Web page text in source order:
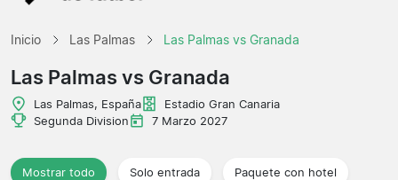
Agencias de viajes
Inicio Las Palmas Las Palmas vs Granada
Las Palmas vs Granada
Las Palmas, España
Estadio Gran Canaria
Segunda Division
7 Marzo 2027
Mostrar todo Solo entrada Paquete con hotel